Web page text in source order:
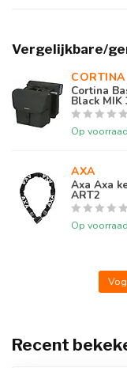
Vergelijkbare/
CORTINA
Cortina
Black MIK
Op voorraad
AXA
Axa Axa
ART2
Op voorraad
Recent